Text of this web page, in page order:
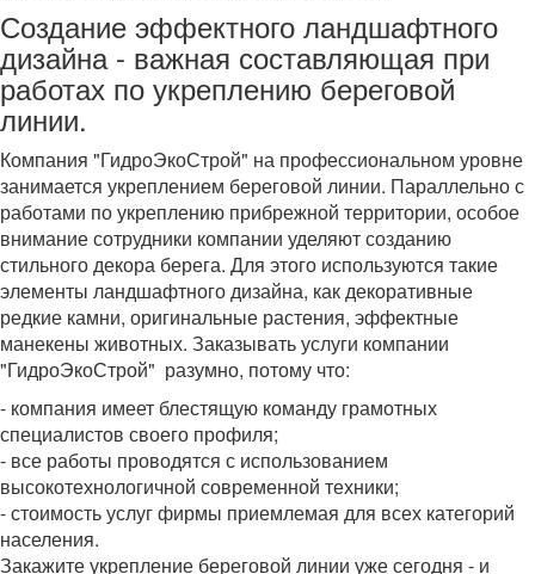
Создание эффектного ландшафтного
дизайна - важная составляющая при
работах по укреплению береговой
линии.
Компания "ГидроЭкоСтрой" на профессиональном уровне
занимается укреплением береговой линии. Параллельно с
работами по укреплению прибрежной территории, особое
внимание сотрудники компании уделяют созданию
стильного декора берега. Для этого используются такие
элементы ландшафтного дизайна, как декоративные
редкие камни, оригинальные растения, эффектные
манекены животных. Заказывать услуги компании
"ГидроЭкоСтрой" разумно, потому что:
- компания имеет блестящую команду грамотных
специалистов своего профиля;
- все работы проводятся с использованием
высокотехнологичной современной техники;
- стоимость услуг фирмы приемлемая для всех категорий
населения.
Закажите укрепление береговой линии уже сегодня - и